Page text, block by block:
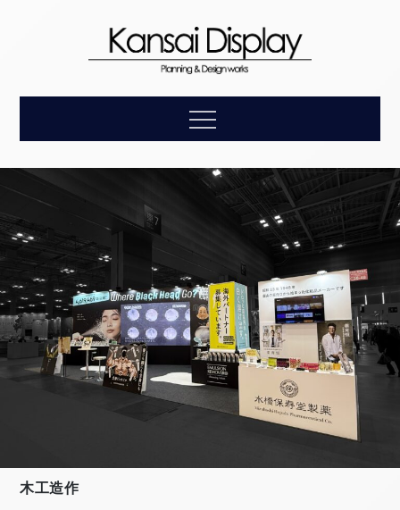
【関西ディスプレ
イ】展示会装飾の
総合プロモーショ
ン
企画・デザイン・設計・施工・アフターケアまで、お客
様の理想をトータルにサポートします。
Menu
木工造作